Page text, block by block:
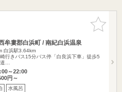
お気に入
りに追加
牟婁郡白浜町 / 南紀白浜温泉
白浜駅3.64km
行きバス15分バス停「白良浜下車」徒歩5
…
～22:00
円～
水風呂